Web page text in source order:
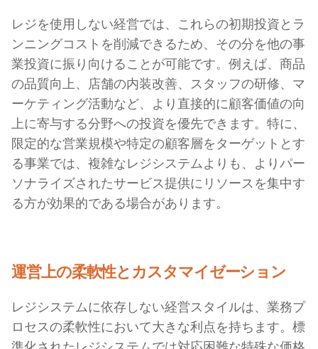
レジを使用しない経営では、これらの初期投資とラ
ンニングコストを削減できるため、その分を他の事
業投資に振り向けることが可能です。例えば、商品
の品質向上、店舗の内装改善、スタッフの研修、マ
ーケティング活動など、より直接的に顧客価値の向
上に寄与する分野への投資を優先できます。特に、
限定的な営業規模や特定の顧客層をターゲットとす
る事業では、複雑なレジシステムよりも、よりパー
ソナライズされたサービス提供にリソースを集中す
る方が効果的である場合があります。
運営上の柔軟性とカスタマイゼーション
レジシステムに依存しない経営スタイルは、業務プ
ロセスの柔軟性において大きな利点を持ちます。標